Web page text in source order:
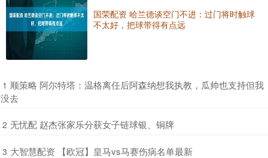
国荣配资 哈兰德谈空门不进：过门将时触球
不太好，把球带得有点远
1 ​顺策略 阿尔特塔：温格离任后阿森纳想我执教，瓜帅也支持但我
没去
2 ​无忧配 赵杰张家乐分获女子链球银、铜牌
3 ​大智慧配资 【欧冠】皇马vs马赛伤病名单最新